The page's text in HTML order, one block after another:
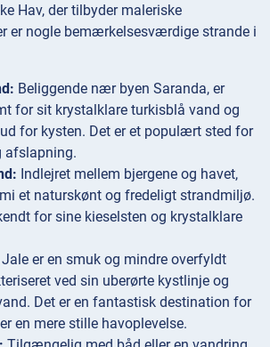
Hav, der tilbyder maleriske
er nogle bemærkelsesværdige strande i
Beliggende nær byen Saranda, er
for sit krystalklare turkisblå vand og
for kysten. Det er et populært sted for
afslapning.
Indlejret mellem bjergene og havet,
et naturskønt og fredeligt strandmiljø.
for sine kieselsten og krystalklare
Jale er en smuk og mindre overfyldt
ved sin uberørte kystlinje og
Det er en fantastisk destination for
en mere stille havoplevelse.